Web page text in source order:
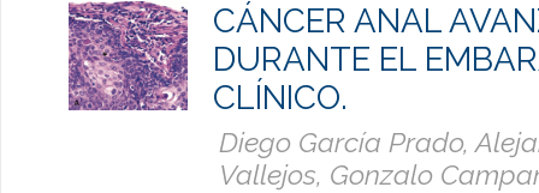
CÁNCER ANAL
DURANTE EL
CLÍNICO.
Diego García Prado,
Vallejos, Gonzalo